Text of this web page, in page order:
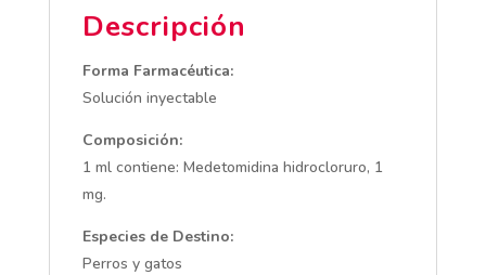
Descripción
Forma Farmacéutica:
Solución inyectable
Composición:
1 ml contiene: Medetomidina hidrocloruro, 1
mg.
Especies de Destino:
Perros y gatos